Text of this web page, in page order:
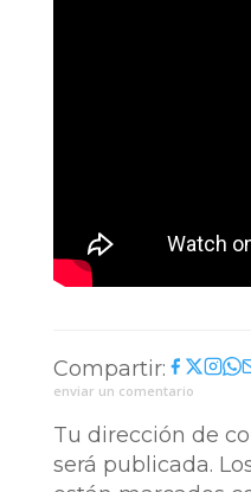
Compartir:
enviar un comentario
Tu dirección de
será publicada.